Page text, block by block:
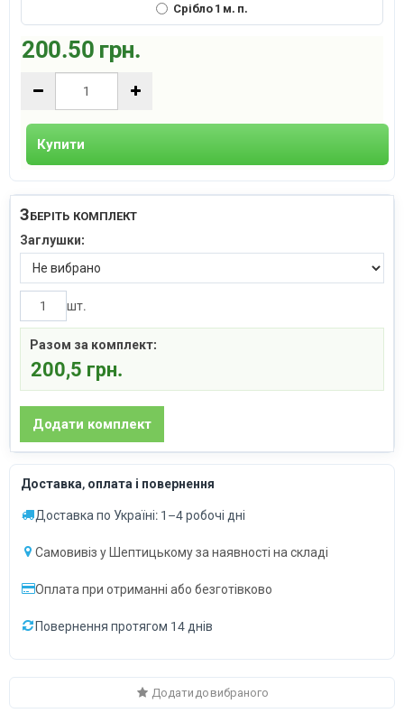
Срібло 1 м. п.
200.50 грн.
Купити
Зберіть комплект
Заглушки:
шт.
Разом за комплект:
200,5 грн.
Доставка, оплата і повернення
Доставка по Україні: 1–4 робочі дні
Самовивіз у Шептицькому за наявності на складі
Оплата при отриманні або безготівково
Повернення протягом 14 днів
Додати до вибраного